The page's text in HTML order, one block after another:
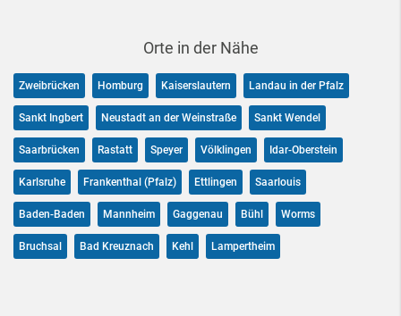
Orte in der Nähe
Zweibrücken Homburg Kaiserslautern Landau in der Pfalz
Sankt Ingbert Neustadt an der Weinstraße Sankt Wendel
Saarbrücken Rastatt Speyer Völklingen Idar-Oberstein
Karlsruhe Frankenthal (Pfalz) Ettlingen Saarlouis
Baden-Baden Mannheim Gaggenau Bühl Worms
Bruchsal Bad Kreuznach Kehl Lampertheim